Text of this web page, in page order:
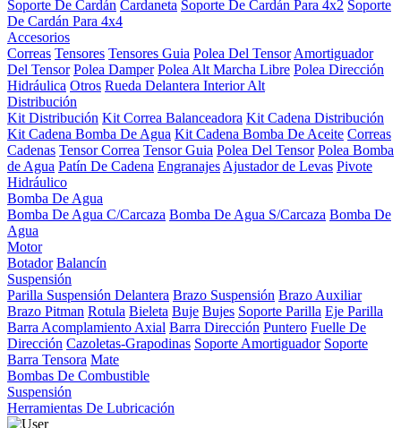
Soporte De Cardán Cardaneta Soporte De Cardán Para 4x2 Soporte
De Cardán Para 4x4
Accesorios
Correas Tensores Tensores Guia Polea Del Tensor Amortiguador
Del Tensor Polea Damper Polea Alt Marcha Libre Polea Dirección
Hidráulica Otros Rueda Delantera Interior Alt
Distribución
Kit Distribución Kit Correa Balanceadora Kit Cadena Distribución
Kit Cadena Bomba De Agua Kit Cadena Bomba De Aceite Correas
Cadenas Tensor Correa Tensor Guia Polea Del Tensor Polea Bomba
de Agua Patín De Cadena Engranajes Ajustador de Levas Pivote
Hidráulico
Bomba De Agua
Bomba De Agua C/Carcaza Bomba De Agua S/Carcaza Bomba De
Agua
Motor
Botador Balancín
Suspensión
Parilla Suspensión Delantera Brazo Suspensión Brazo Auxiliar
Brazo Pitman Rotula Bieleta Buje Bujes Soporte Parilla Eje Parilla
Barra Acomplamiento Axial Barra Dirección Puntero Fuelle De
Dirección Cazoletas-Grapodinas Soporte Amortiguador Soporte
Barra Tensora Mate
Bombas De Combustible
Suspensión
Herramientas De Lubricación